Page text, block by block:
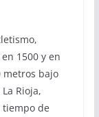
1500 y en
metros bajo
Rioja,
de